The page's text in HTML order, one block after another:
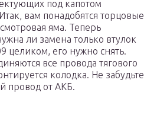
под капотом
вам понадобятся торцовые
яма. Теперь
ли замена только втулок
целиком, его нужно снять.
все провода тягового
колодка. Не забудьте
провод от АКБ.